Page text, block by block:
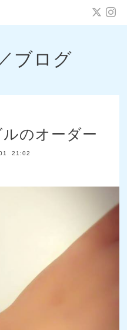
ブログ
のオーダー
21:02